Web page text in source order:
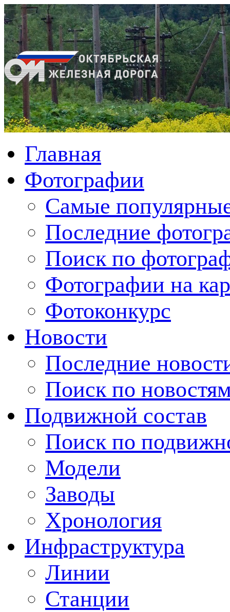
Главная
Фотографии
Cамые
Последние
Поиск по
Фотографии на
Фотоконкурс
Новости
Последние
Поиск по
Подвижной состав
Поиск по
Модели
Заводы
Хронология
Инфраструктура
Линии
Станции